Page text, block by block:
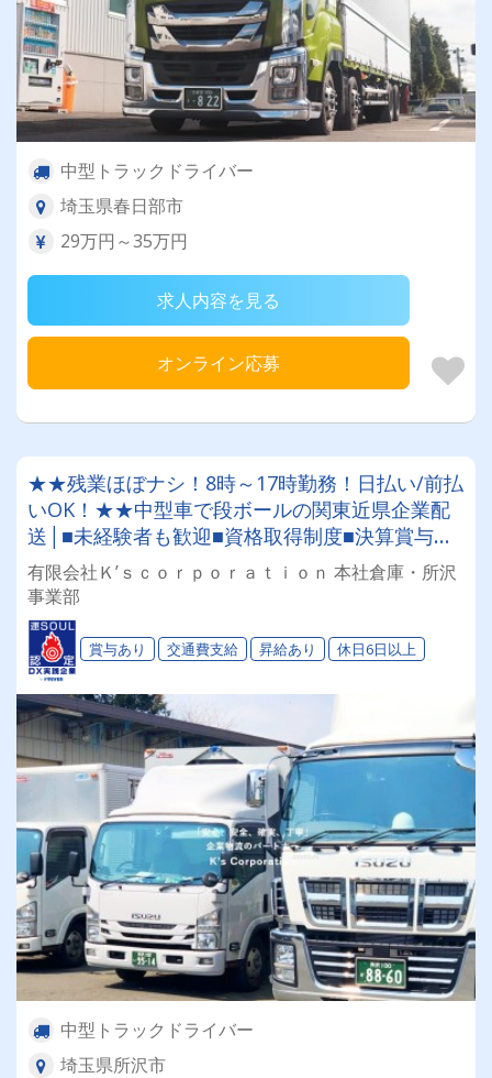
中型トラックドライバー
埼玉県春日部市
29万円～35万円
求人内容を見る
オンライン応募
★★残業ほぼナシ！8時～17時勤務！日払い/前払
いOK！★★中型車で段ボールの関東近県企業配
送│■未経験者も歓迎■資格取得制度■決算賞与な
ど…プライベート重視の方に★
有限会社Ｋ’ｓｃｏｒｐｏｒａｔｉｏｎ 本社倉庫・所沢
事業部
賞与あり 交通費支給 昇給あり 休日6日以上
中型トラックドライバー
埼玉県所沢市